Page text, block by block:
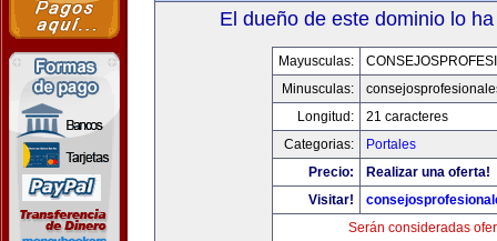
El dueño de este dominio lo
Mayusculas:
Minusculas:
Longitud:
21 caracteres
Categorias:
Portales
Precio:
Realizar una oferta!
Visitar!
Serán consideradas